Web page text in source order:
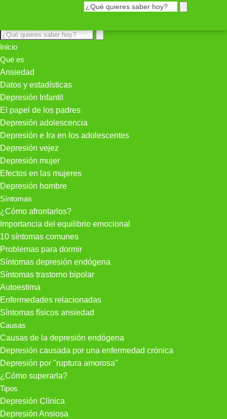
Inicio
Qué es
Ansiedad
Datos y estadísticas
Depresión Infantil
El papel de los padres
Depresión adolescencia
Depresión e Ira en los adolescentes
Depresión vejez
Depresión mujer
Efectos en las mujeres
Depresión hombre
Síntomas
¿Cómo afrontarlos?
Importancia del equilibrio emocional
10 síntomas comunes
Problemas para dormir
Síntomas depresión endógena
Síntomas trastorno bipolar
Autoestima
Enfermedades relacionadas
Síntomas físicos ansiedad
Causas
Causas de la depresión endógena
Depresión causada por una enfermedad crónica
Depresión por "ruptura amorosa"
¿Cómo superarla?
Tipos
Depresión Clínica
Depresión Ansiosa